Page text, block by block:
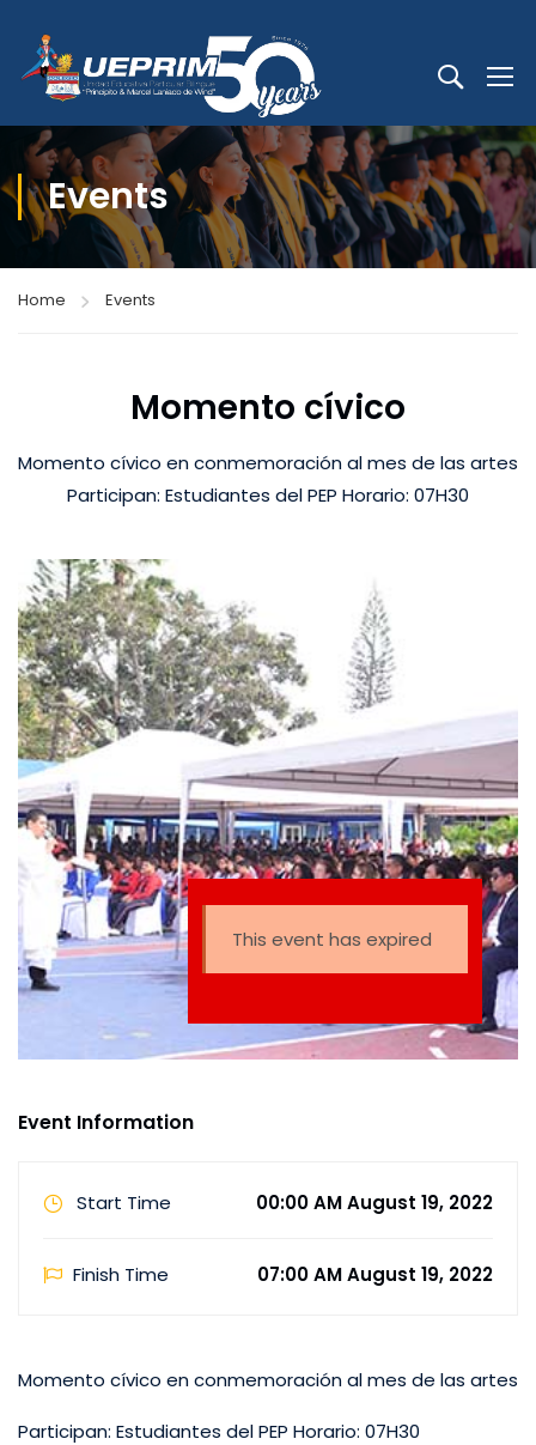
Events
Home Events
Momento cívico
Momento cívico en conmemoración al mes de las artes
Participan: Estudiantes del PEP Horario: 07H30
This event has expired
Event Information
Start Time 00:00 AM August 19, 2022
Finish Time 07:00 AM August 19, 2022
Momento cívico en conmemoración al mes de las artes
Participan: Estudiantes del PEP Horario: 07H30